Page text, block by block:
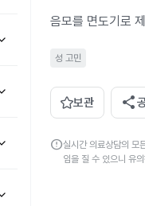
음모를 면도기로
성 고민
보관 share
error실시간 의료상담의 모
임을 질 수 있으니 유